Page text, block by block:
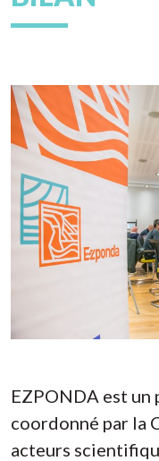
EZPONDA est
coordonné par la
acteurs